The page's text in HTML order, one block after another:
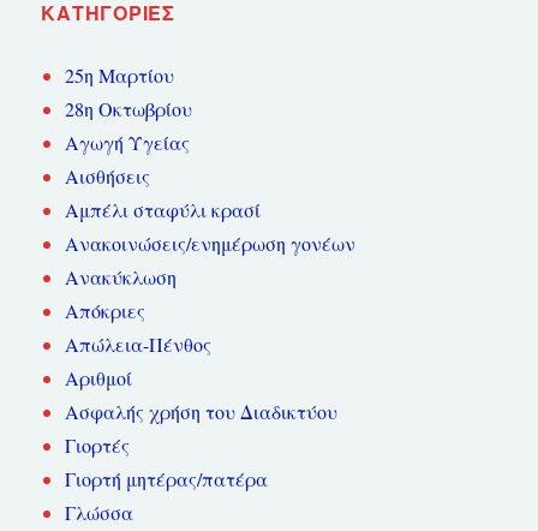
KΑΤΗΓΟΡΊΕΣ
25η Μαρτίου
28η Οκτωβρίου
Αγωγή Υγείας
Αισθήσεις
Αμπέλι σταφύλι κρασί
Ανακοινώσεις/ενημέρωση γονέων
Ανακύκλωση
Απόκριες
Απώλεια-Πένθος
Αριθμοί
Ασφαλής χρήση του Διαδικτύου
Γιορτές
Γιορτή μητέρας/πατέρα
Γλώσσα